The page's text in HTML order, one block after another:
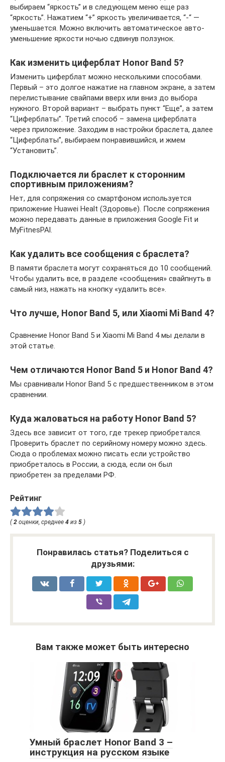
выбираем “яркость” и в следующем меню еще раз
“яркость”. Нажатием “+” яркость увеличивается, “-“ —
уменьшается. Можно включить автоматическое авто-
уменьшение яркости ночью сдвинув ползунок.
Как изменить циферблат Honor Band 5?
Изменить циферблат можно несколькими способами.
Первый – это долгое нажатие на главном экране, а затем
перелистывание свайпами вверх или вниз до выбора
нужного. Второй вариант – выбрать пункт “Еще”, а затем
“Циферблаты”. Третий способ – замена циферблата
через приложение. Заходим в настройки браслета, далее
“Циферблаты”, выбираем понравившийся, и жмем
“Установить”.
Подключается ли браслет к сторонним
спортивным приложениям?
Нет, для сопряжения со смартфоном используется
приложение Huawei Healt (Здоровье). После сопряжения
можно передавать данные в приложения Google Fit и
MyFitnesPAl.
Как удалить все сообщения с браслета?
В памяти браслета могут сохраняться до 10 сообщений.
Чтобы удалить все, в разделе «сообщения» свайпнуть в
самый низ, нажать на кнопку «удалить все».
Что лучше, Honor Band 5, или Xiaomi Mi Band 4?
Сравнение Honor Band 5 и Xiaomi Mi Band 4 мы делали в
этой статье.
Чем отличаются Honor Band 5 и Honor Band 4?
Мы сравнивали Honor Band 5 с предшественником в этом
сравнении.
Куда жаловаться на работу Honor Band 5?
Здесь все зависит от того, где трекер приобретался.
Проверить браслет по серийному номеру можно здесь.
Сюда о проблемах можно писать если устройство
приобреталось в России, а сюда, если он был
приобретен за пределами РФ.
Рейтинг
(2 оценки, среднее 4 из 5 )
Понравилась статья? Поделиться с
друзьями:
Вам также может быть интересно
Умный браслет Honor Band 3 –
инструкция на русском языке